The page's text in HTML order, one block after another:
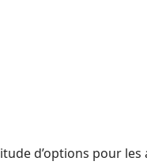
d’options pour les